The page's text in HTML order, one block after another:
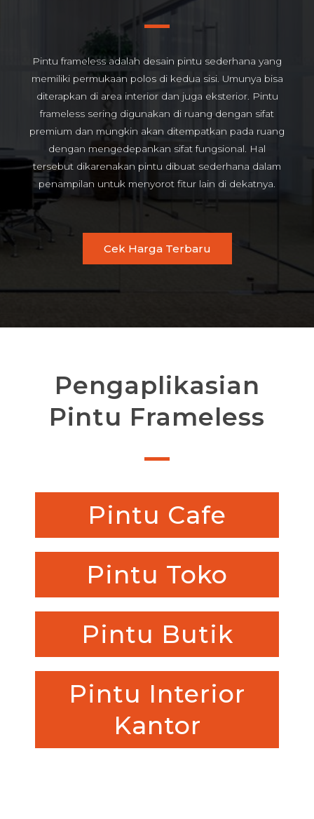
Pintu frameless adalah desain pintu sederhana yang
memiliki permukaan polos di kedua sisi. Umunya bisa
diterapkan di area interior dan juga eksterior. Pintu
frameless sering digunakan di ruang dengan sifat
premium dan mungkin akan ditempatkan pada ruang
dengan mengedepankan sifat fungsional. Hal
tersebut dikarenakan pintu dibuat sederhana dalam
penampilan untuk menyorot fitur lain di dekatnya.
Cek Harga Terbaru
Pengaplikasian
Pintu Frameless
Pintu Cafe
Pintu Toko
Pintu Butik
Pintu Interior
Kantor